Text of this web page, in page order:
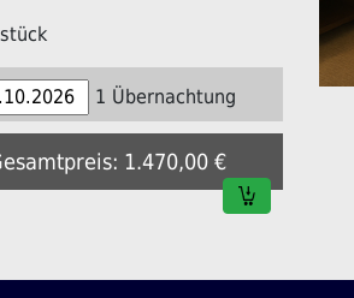
1 Übernachtung
1.470,00 €